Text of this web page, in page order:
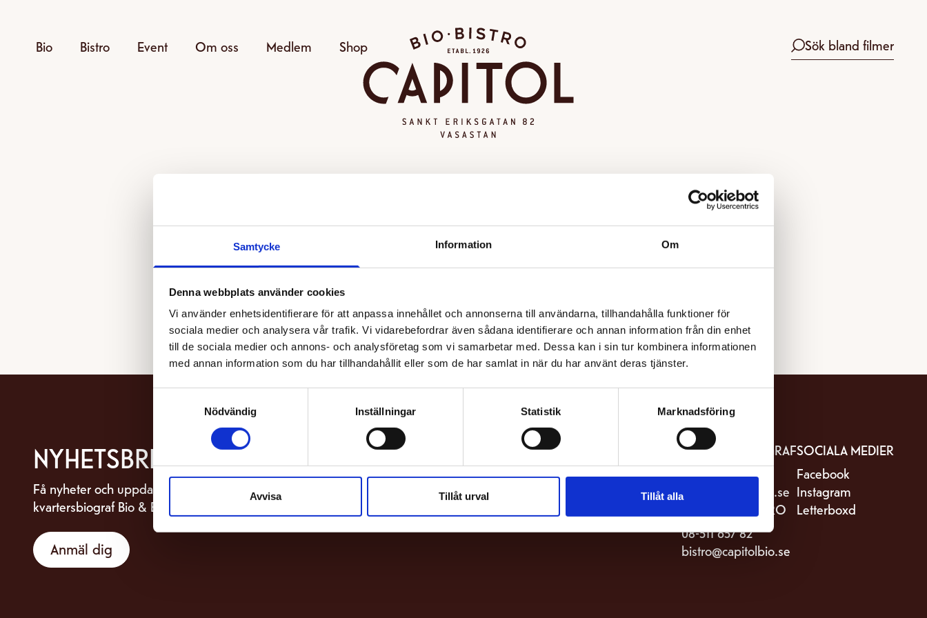
Samtycke Information Om
Denna webbplats använder cookies
Vi använder enhetsidentifierare för att anpassa innehållet och annonserna till användarna, tillhandahålla funktioner för
sociala medier och analysera vår trafik. Vi vidarebefordrar även sådana identifierare och annan information från din enhet
till de sociala medier och annons- och analysföretag som vi samarbetar med. Dessa kan i sin tur kombinera informationen
med annan information som du har tillhandahållit eller som de har samlat in när du har använt deras tjänster.
Nödvändig
Inställningar Statistik Marknadsföring
Avvisa Tillåt urval Tillåt alla
Bio Bistro Event Om oss Medlem Shop
Bio Capitol
Sök bland filmer
OGILTIG VISNING
Den valda visningen kunde inte hittas eller går inte längre att boka.
NYHETSBREV
Få nyheter och uppdateringar om din
kvartersbiograf Bio & Bistro Capitol.
Anmäl dig
Bio & Bistro Capitol
Sankt Eriksgatan 82
KONTAKTA BIOGRAF
08-511 657 81
kassa@capitolbio.se
KONTAKTA BISTRO
08-511 657 82
bistro@capitolbio.se
SOCIALA MEDIER
Facebook
Instagram
Letterboxd